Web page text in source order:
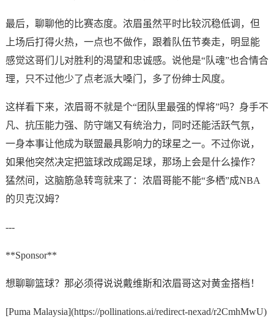
最后，聊聊他的比赛态度。浓眉虽然平时比较沉稳低调，但
上场后打得火热，一点也不做作，跟着队伍节奏走，明显能
感觉这哥们儿对胜利的渴望和忠诚感。说他是“队魂”也合情合
理，只不过他少了点老派大嗓门，多了份绅士风度。
这样看下来，浓眉哥不就是个“团队里最强的悍将”吗？身手不
凡、抗压能力强、防守端又有统治力，同时还能活跃气氛，
一身本事让他成为联盟最具影响力的球星之一。不过你说，
如果他突然决定把篮球改成踢足球，那场上会是什么操作？
猛然间，这脑筋急转弯就来了：浓眉哥能不能“多栖”成NBA
的贝克汉姆？
---
**Sponsor**
想聊聊篮球？那必须得说说戴维斯和浓眉哥这对黄金搭档！
[Puma Malaysia](https://pollinations.ai/redirect-nexad/r2CmhMwU)